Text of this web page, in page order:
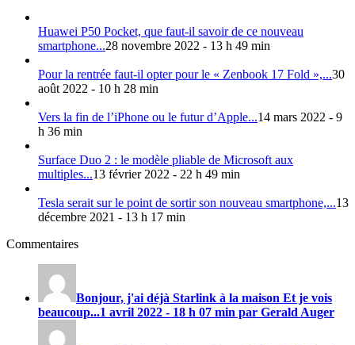
Huawei P50 Pocket, que faut-il savoir de ce nouveau
smartphone...28 novembre 2022 - 13 h 49 min
Pour la rentrée faut-il opter pour le « Zenbook 17 Fold »,...30
août 2022 - 10 h 28 min
Vers la fin de l’iPhone ou le futur d’Apple...14 mars 2022 - 9
h 36 min
Surface Duo 2 : le modèle pliable de Microsoft aux
multiples...13 février 2022 - 22 h 49 min
Tesla serait sur le point de sortir son nouveau smartphone,...13
décembre 2021 - 13 h 17 min
Commentaires
Bonjour, j'ai déjà Starlink à la maison Et je vois
beaucoup...1 avril 2022 - 18 h 07 min par Gerald Auger